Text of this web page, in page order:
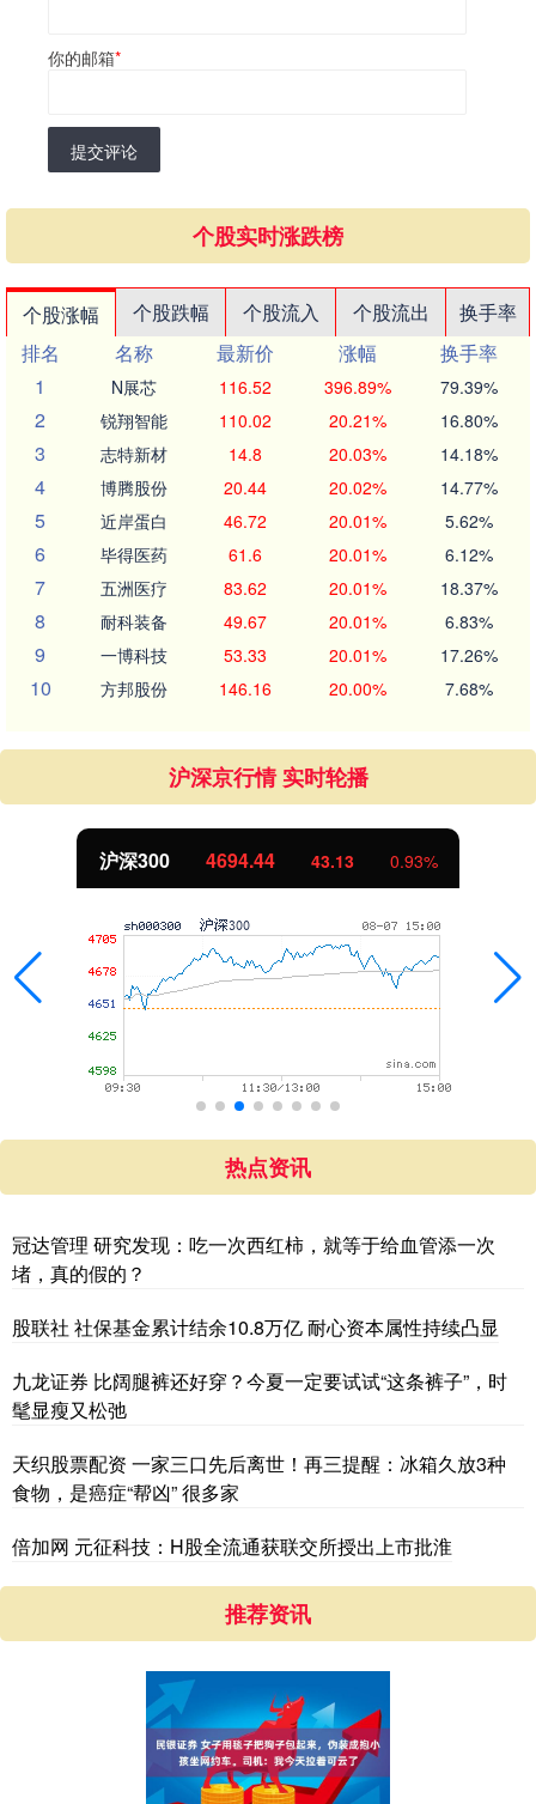
你的邮箱*
提交评论
个股实时涨跌榜
个股涨幅 个股跌幅 个股流入 个股流出
换手率
排名
名称 最新价 涨幅
换手率
1
N展芯 116.52 396.89% 79.39%
2 锐翔智能 110.02 20.21% 16.80%
3 志特新材 14.8 20.03% 14.18%
4 博腾股份 20.44 20.02% 14.77%
5 近岸蛋白 46.72 20.01% 5.62%
6 毕得医药 61.6 20.01% 6.12%
7 五洲医疗 83.62 20.01% 18.37%
8 耐科装备 49.67 20.01% 6.83%
9 一博科技 53.33 20.01% 17.26%
10 方邦股份 146.16 20.00% 7.68%
沪深京行情 实时轮播
沪深300 4694.44 43.13 0.93%
热点资讯
冠达管理 研究发现：吃一次西红柿，就等于给血管添一次
堵，真的假的？
股联社 社保基金累计结余10.8万亿 耐心资本属性持续凸显
九龙证券 比阔腿裤还好穿？今夏一定要试试“这条裤子”，时
髦显瘦又松弛
天织股票配资 一家三口先后离世！再三提醒：冰箱久放3种
食物，是癌症“帮凶” 很多家
倍加网 元征科技：H股全流通获联交所授出上市批淮
推荐资讯